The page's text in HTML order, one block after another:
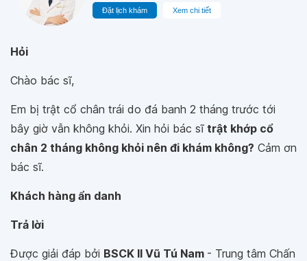
Đặt lịch khám Xem chi tiết
Hỏi
Chào bác sĩ,
Em bị trật cổ chân trái do đá banh 2 tháng trước tới
bây giờ vẫn không khỏi. Xin hỏi bác sĩ trật khớp cổ
chân 2 tháng không khỏi nên đi khám không? Cảm ơn
bác sĩ.
Khách hàng ẩn danh
Trả lời
Được giải đáp bởi BSCK II Vũ Tú Nam - Trung tâm Chấn